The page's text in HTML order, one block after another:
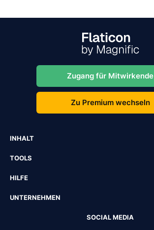
Zugang für Mitwirkende
Zu Premium wechseln
INHALT
TOOLS
HILFE
UNTERNEHMEN
SOCIAL MEDIA